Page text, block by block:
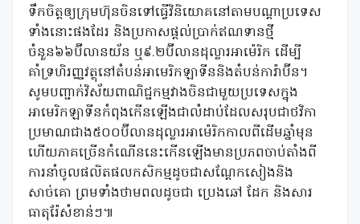
ទឹកចិត្តឲ្យក្រុមហ៊ុនចិនទៅធ្វើវិនិយោគនៅតាមបណ្ដាប្រទេស
ទាំងនោះផងដែរ និងប្រកាសផ្ដល់ប្រាក់ឥណទានថ្មី
ចំនួន៦៦ប៊ីលានយ័ន ឬ៩.២ប៊ីលានដុល្លារអាម៉េរិក ដើម្បី
គាំទ្រហិរញ្ញវត្ថុនៅតំបន់អាមេរិកឡាទីននិងតំបន់ការ៉ាប៊ីន។
សូមបញ្ជាក់វិស័យពាណិជ្ជកម្មវាងចិនជាមួយប្រទេសក្នុង
អាមេរិកឡាទីនកំពុងកើនឡើងជាលំដាប់ដែលសរុបជាថវិកា
ប្រមាណជាង៥០០ប៊ីលានដុល្លារអាម៉េរិកកាលពីដើមឆ្នាំមុន
ហើយភាគច្រើនកំណើននេះកើនឡើងមានប្រភពចាប់តាំងពី
ការនាំចូលផលិតផលកសិកម្មដូចជាសណ្តែកសៀងនិង
សាច់គោ ព្រមទាំងថាមពលដូចជា ប្រេងឆៅ ដែក និងសារ
ធាតុរ៉ែសំខាន់ៗ៕